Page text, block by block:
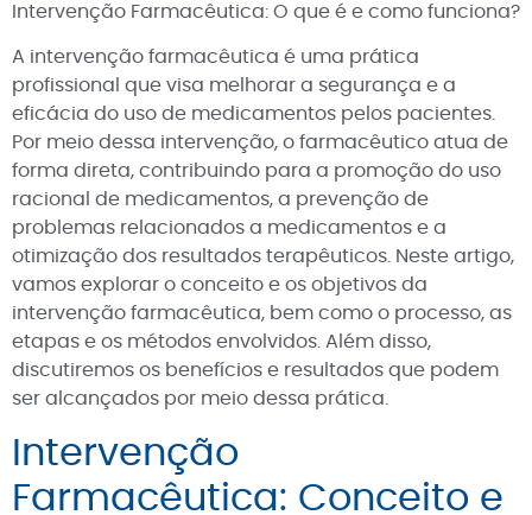
Intervenção Farmacêutica: O que é e como funciona?
A intervenção farmacêutica é uma prática
profissional que visa melhorar a segurança e a
eficácia do uso de medicamentos pelos pacientes.
Por meio dessa intervenção, o farmacêutico atua de
forma direta, contribuindo para a promoção do uso
racional de medicamentos, a prevenção de
problemas relacionados a medicamentos e a
otimização dos resultados terapêuticos. Neste artigo,
vamos explorar o conceito e os objetivos da
intervenção farmacêutica, bem como o processo, as
etapas e os métodos envolvidos. Além disso,
discutiremos os benefícios e resultados que podem
ser alcançados por meio dessa prática.
Intervenção
Farmacêutica: Conceito e